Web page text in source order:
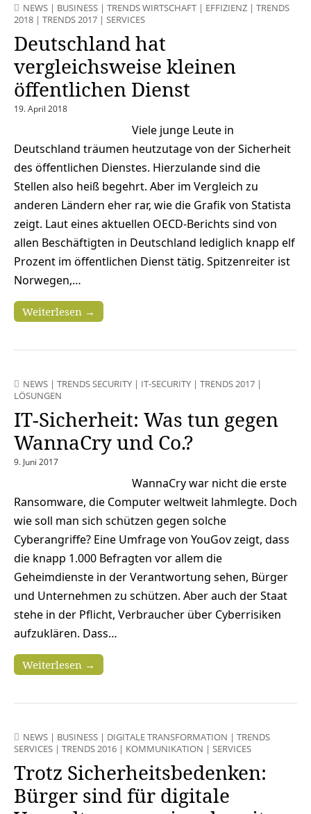
NEWS | BUSINESS | TRENDS WIRTSCHAFT | EFFIZIENZ | TRENDS
2018 | TRENDS 2017 | SERVICES
Deutschland hat
vergleichsweise kleinen
öffentlichen Dienst
19. April 2018
Viele junge Leute in
Deutschland träumen heutzutage von der Sicherheit
des öffentlichen Dienstes. Hierzulande sind die
Stellen also heiß begehrt. Aber im Vergleich zu
anderen Ländern eher rar, wie die Grafik von Statista
zeigt. Laut eines aktuellen OECD-Berichts sind von
allen Beschäftigten in Deutschland lediglich knapp elf
Prozent im öffentlichen Dienst tätig. Spitzenreiter ist
Norwegen,…
Weiterlesen →
NEWS | TRENDS SECURITY | IT-SECURITY | TRENDS 2017 |
LÖSUNGEN
IT-Sicherheit: Was tun gegen
WannaCry und Co.?
9. Juni 2017
WannaCry war nicht die erste
Ransomware, die Computer weltweit lahmlegte. Doch
wie soll man sich schützen gegen solche
Cyberangriffe? Eine Umfrage von YouGov zeigt, dass
die knapp 1.000 Befragten vor allem die
Geheimdienste in der Verantwortung sehen, Bürger
und Unternehmen zu schützen. Aber auch der Staat
stehe in der Pflicht, Verbraucher über Cyberrisiken
aufzuklären. Dass…
Weiterlesen →
NEWS | BUSINESS | DIGITALE TRANSFORMATION | TRENDS
SERVICES | TRENDS 2016 | KOMMUNIKATION | SERVICES
Trotz Sicherheitsbedenken:
Bürger sind für digitale